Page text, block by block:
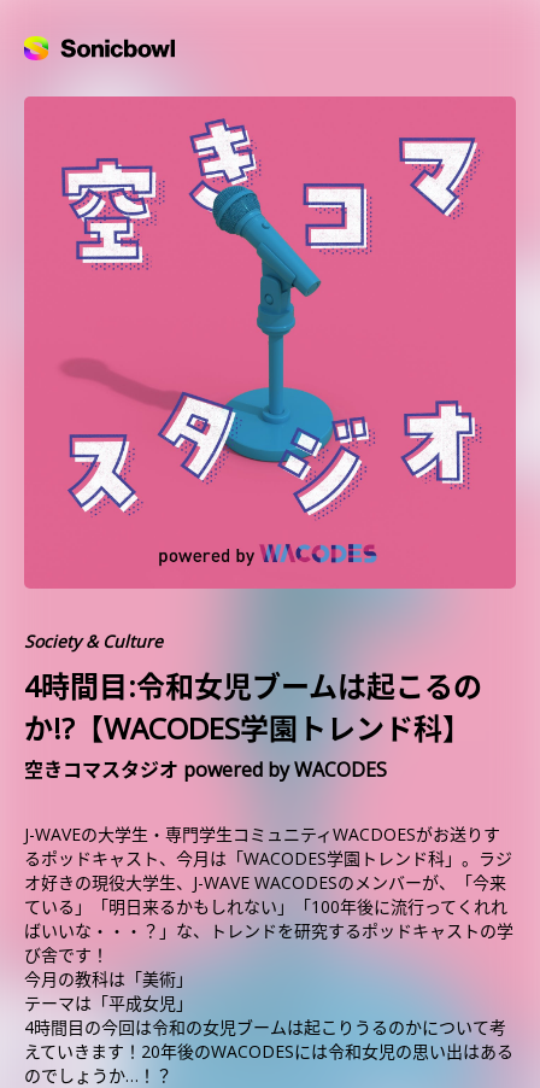
Society & Culture
4時間目:令和女児ブームは起こるの
か!?【WACODES学園トレンド科】
空きコマスタジオ powered by WACODES
J-WAVEの大学生・専門学生コミュニティWACDOESがお送りす
るポッドキャスト、今月は「WACODES学園トレンド科」。ラジ
オ好きの現役大学生、J-WAVE WACODESのメンバーが、「今来
ている」「明日来るかもしれない」「100年後に流行ってくれれ
ばいいな・・・？」な、トレンドを研究するポッドキャストの学
び舎です！
今月の教科は「美術」
テーマは「平成女児」
4時間目の今回は令和の女児ブームは起こりうるのかについて考
えていきます！20年後のWACODESには令和女児の思い出はある
のでしょうか…！？